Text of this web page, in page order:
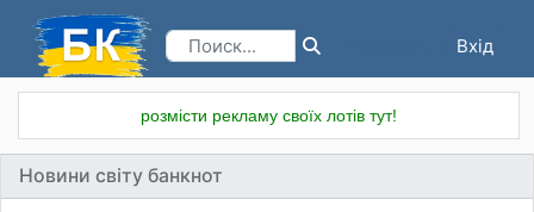
Вхід
розмісти рекламу своїх лотів тут!
Новини світу банкнот